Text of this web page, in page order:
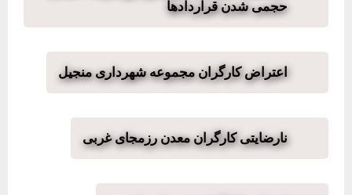
حجمی شدن قراردادها
اعتراض کارگران مجموعه شهرداری منجیل
نارضایتی کارگران معدن رزمجای غربی